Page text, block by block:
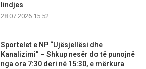
lindjes
28.07.2026 15:52
Sportelet e NP “Ujësjellësi dhe
Kanalizimi” – Shkup nesër do të punojnë
nga ora 7:30 deri në 15:30, e mërkura